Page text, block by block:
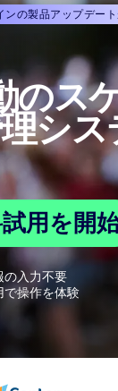
ンの製品アップデー
のス
シス
用を開
の入力不要
で操作を体験